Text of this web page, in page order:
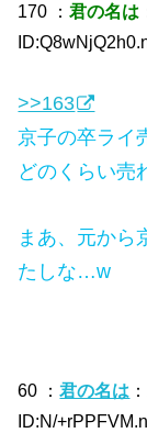
170 ：君の名は
>>163
京子の卒ライ
どのくらい売
まあ、元から
たしな…w
60 ：君の名は
ID:N/